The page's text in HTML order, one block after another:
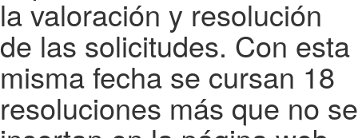
la valoración y resolución
de las solicitudes. Con esta
misma fecha se cursan 18
resoluciones más que no se